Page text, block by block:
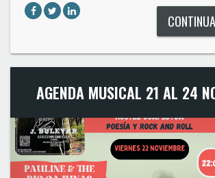
AGENDA MUSICAL 21 AL 24